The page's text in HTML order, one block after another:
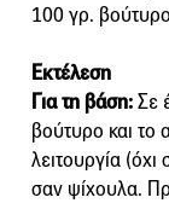
100 γρ.
Εκτέλεση
Για τη βάση:Σε
βούτυρο και το
λειτουργία
σαν ψίχουλα.